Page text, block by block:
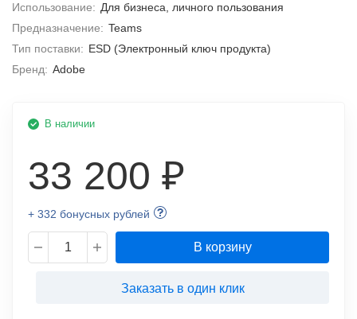
Использование: Для бизнеса, личного пользования
Предназначение: Teams
Тип поставки: ESD (Электронный ключ продукта)
Бренд: Adobe
В наличии
33 200 ₽
+ 332 бонусных рублей
В корзину
Заказать в один клик